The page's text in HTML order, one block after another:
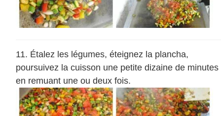
Étalez les légumes, éteignez la plancha,
poursuivez la cuisson une petite dizaine de minutes
en remuant une ou deux fois.